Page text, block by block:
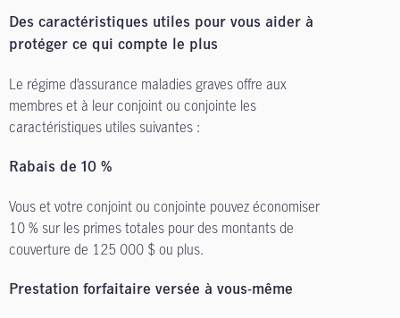
Des caractéristiques utiles pour vous aider à
protéger ce qui compte le plus
Le régime d’assurance maladies graves offre aux
membres et à leur conjoint ou conjointe les
caractéristiques utiles suivantes :
Rabais de 10 %
Vous et votre conjoint ou conjointe pouvez économiser
10 % sur les primes totales pour des montants de
couverture de 125 000 $ ou plus.
Prestation forfaitaire versée à vous-même